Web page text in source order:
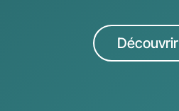
Découvrir